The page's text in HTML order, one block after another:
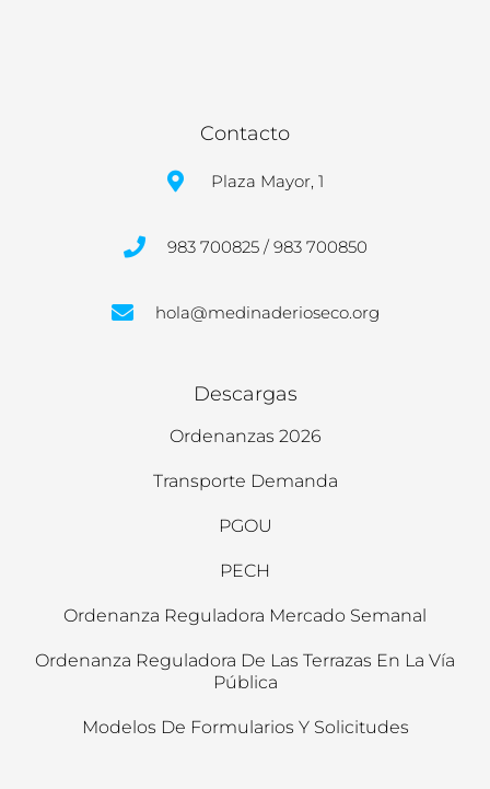
Contacto
Plaza Mayor, 1
983 700825 / 983 700850
hola@medinaderioseco.org
Descargas
Ordenanzas 2026
Transporte Demanda
PGOU
PECH
Ordenanza Reguladora Mercado Semanal
Ordenanza Reguladora De Las Terrazas En La Vía
Pública
Modelos De Formularios Y Solicitudes